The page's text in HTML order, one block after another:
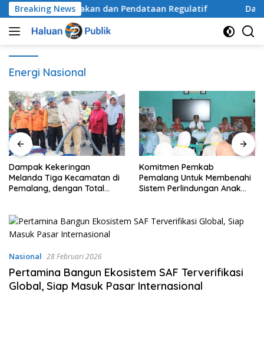
Langsung
ke
konten
Breaking News
Audit Kebijakan dan Pendataan Regulatif
Energi Nasional
Dampak Kekeringan
Melanda Tiga Kecamatan di
Pemalang, dengan Total
Komitmen Pemkab
Pemalang Untuk Membenahi
Sistem Perlindungan Anak
Nasional 28 Februari 2026
Pertamina Bangun Ekosistem SAF Terverifikasi
Global, Siap Masuk Pasar Internasional